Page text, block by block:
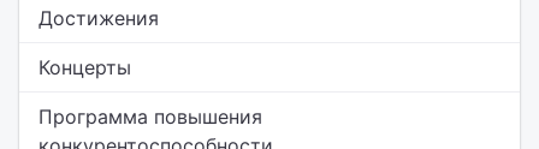
Достижения
Концерты
Программа повышения